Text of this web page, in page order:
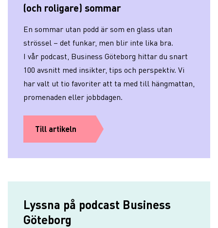
(och roligare) sommar
En sommar utan podd är som en glass utan
strössel – det funkar, men blir inte lika bra.
I vår podcast, Business Göteborg hittar du snart
100 avsnitt med insikter, tips och perspektiv. Vi
har valt ut tio favoriter att ta med till hängmattan,
promenaden eller jobbdagen.
Till artikeln
Lyssna på podcast Business
Göteborg